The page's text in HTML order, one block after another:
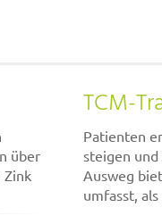
über
Zink
TCM-
Patienten
steigen
Ausweg
umfasst,